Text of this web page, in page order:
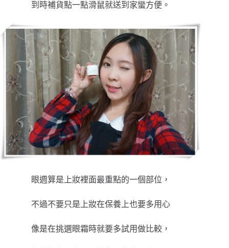
到時補貨點一點滑鼠就送到家蠻方便。
眼週算是上妝裡面最重點的一個部位，
不過不要只是上妝在保養上也要多用心
像是在挑選眼霜時就要多試用做比較，